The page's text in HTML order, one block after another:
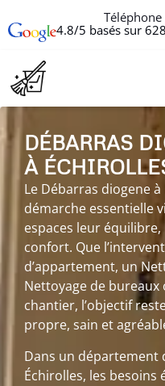
Téléphone
4.8/5 basés sur
DÉBARRAS
À
Le Débarras diogene
démarche essentielle
espaces leur
confort. Que
d’appartement, un
Nettoyage de
chantier, l’objectif
propre, sain et
Dans un département
Échirolles, les